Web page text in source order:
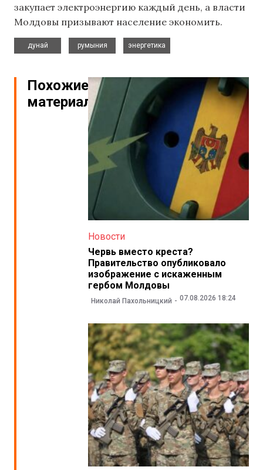
закупает электроэнергию каждый день, а власти
Молдовы призывают население экономить.
дунай
румыния
энергетика
Похожие
материалы
Новости
Червь вместо креста?
Правительство опубликовало
изображение с искаженным
гербом Молдовы
Николай Пахольницкий 07.08.2026 18:24